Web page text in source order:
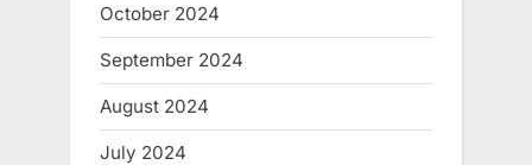
October 2024
September 2024
August 2024
July 2024